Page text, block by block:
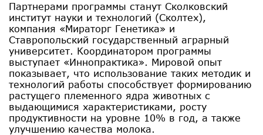
Партнерами программы станут Сколковский
институт науки и технологий (Сколтех),
компания «Мираторг Генетика» и
Ставропольский государственный аграрный
университет. Координатором программы
выступает «Иннопрактика». Мировой опыт
показывает, что использование таких методик и
технологий работы способствует формированию
растущего племенного ядра животных с
выдающимися характеристиками, росту
продуктивности на уровне 10% в год, а также
улучшению качества молока.